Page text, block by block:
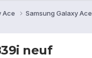
Ace Samsung Galaxy Ace
neuf